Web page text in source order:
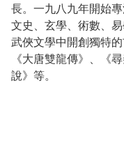
長。一九八九年開始
文史、玄學、術數、
武俠文學中開創獨特
《大唐雙龍傳》、《
說》等。